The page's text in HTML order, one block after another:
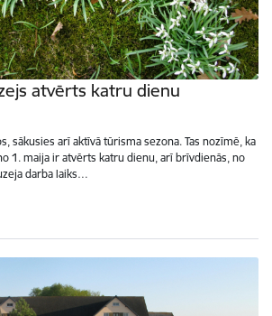
atvērts katru dienu
sākusies arī aktīvā tūrisma sezona. Tas nozīmē, ka
1. maija ir atvērts katru dienu, arī brīvdienās, no
darba laiks…